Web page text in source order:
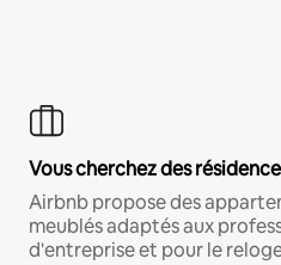
Vous cherchez des
Airbnb propose des
meublés adaptés aux
d'entreprise et pour le